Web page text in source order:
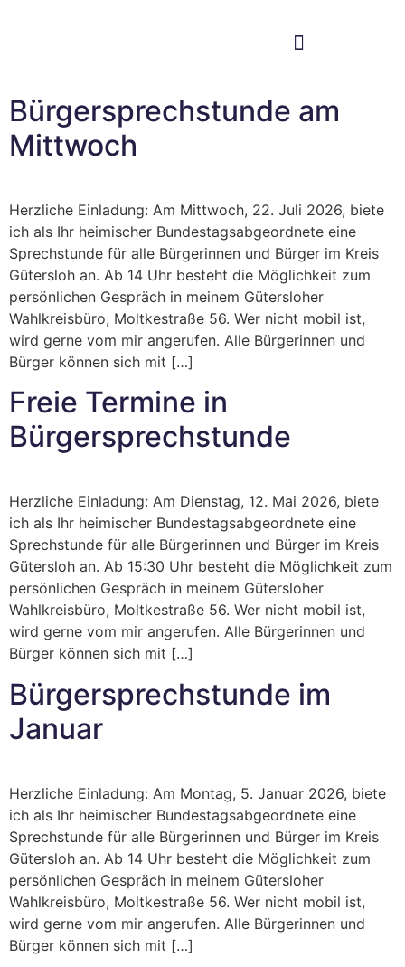
Bürgersprechstunde am
Mittwoch
Herzliche Einladung: Am Mittwoch, 22. Juli 2026, biete
ich als Ihr heimischer Bundestagsabgeordnete eine
Sprechstunde für alle Bürgerinnen und Bürger im Kreis
Gütersloh an. Ab 14 Uhr besteht die Möglichkeit zum
persönlichen Gespräch in meinem Gütersloher
Wahlkreisbüro, Moltkestraße 56. Wer nicht mobil ist,
wird gerne vom mir angerufen. Alle Bürgerinnen und
Bürger können sich mit […]
Freie Termine in
Bürgersprechstunde
Herzliche Einladung: Am Dienstag, 12. Mai 2026, biete
ich als Ihr heimischer Bundestagsabgeordnete eine
Sprechstunde für alle Bürgerinnen und Bürger im Kreis
Gütersloh an. Ab 15:30 Uhr besteht die Möglichkeit zum
persönlichen Gespräch in meinem Gütersloher
Wahlkreisbüro, Moltkestraße 56. Wer nicht mobil ist,
wird gerne vom mir angerufen. Alle Bürgerinnen und
Bürger können sich mit […]
Bürgersprechstunde im
Januar
Herzliche Einladung: Am Montag, 5. Januar 2026, biete
ich als Ihr heimischer Bundestagsabgeordnete eine
Sprechstunde für alle Bürgerinnen und Bürger im Kreis
Gütersloh an. Ab 14 Uhr besteht die Möglichkeit zum
persönlichen Gespräch in meinem Gütersloher
Wahlkreisbüro, Moltkestraße 56. Wer nicht mobil ist,
wird gerne vom mir angerufen. Alle Bürgerinnen und
Bürger können sich mit […]